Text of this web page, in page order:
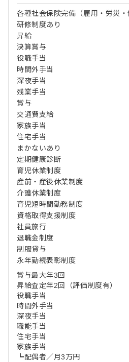
各種社会保険完備（雇用・労災・
研修制度あり
昇給
決算賞与
役職手当
時間外手当
深夜手当
残業手当
賞与
交通費支給
家族手当
住宅手当
まかないあり
定期健康診断
育児休業制度
産前・産後休業制度
介護休業制度
育児短時間勤務制度
資格取得支援制度
社員旅行
退職金制度
制服貸与
永年勤続表彰制度
賞与最大年3回
昇給査定年2回（評価制度有）
役職手当
時間外手当
深夜手当
職能手当
住宅手当
家族手当
┗配偶者／月3万円